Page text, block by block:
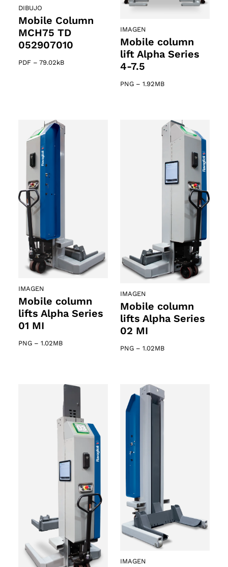
DIBUJO
Mobile Column
MCH75 TD
052907010
PDF – 79.02kB
IMAGEN
Mobile column
lift Alpha Series
4-7.5
PNG – 1.92MB
IMAGEN
Mobile column
lifts Alpha Series
01 MI
PNG – 1.02MB
IMAGEN
Mobile column
lifts Alpha Series
02 MI
PNG – 1.02MB
IMAGEN